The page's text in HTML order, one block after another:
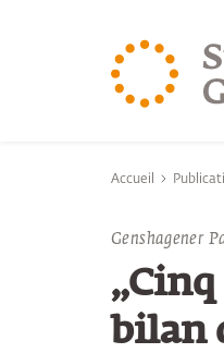
Vous êtes ici:
Accueil
Genshagener
bilan